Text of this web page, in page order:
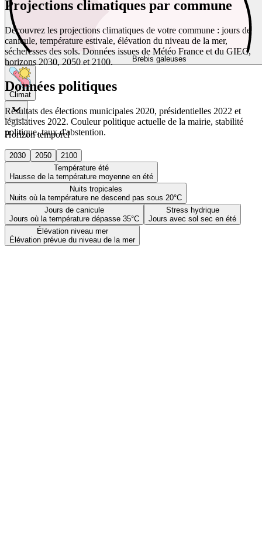
Brebis galeuses
Climat
Horizon temporel
2030 2050
2100
Température été
Hausse de la température moyenne en été
Nuits tropicales
Nuits où la température ne descend pas sous 20°C
Jours de canicule
Jours où la température dépasse 35°C
Stress hydrique
Jours avec sol sec en été
Élévation niveau mer
Élévation prévue du niveau de la mer
Projections climatiques par commune
Découvrez les projections climatiques de votre commune : jours de
canicule, température estivale, élévation du niveau de la mer,
sécheresses des sols. Données issues de Météo France et du GIEC,
horizons 2030, 2050 et 2100.
Données politiques
Résultats des élections municipales 2020, présidentielles 2022 et
législatives 2022. Couleur politique actuelle de la mairie, stabilité
politique, taux d'abstention.